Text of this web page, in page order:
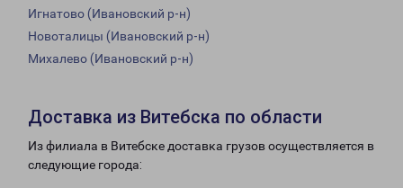
Игнатово (Ивановский р-н)
Новоталицы (Ивановский р-н)
Михалево (Ивановский р-н)
Доставка из Витебска по области
Из филиала в Витебске доставка грузов осуществляется в
следующие города: